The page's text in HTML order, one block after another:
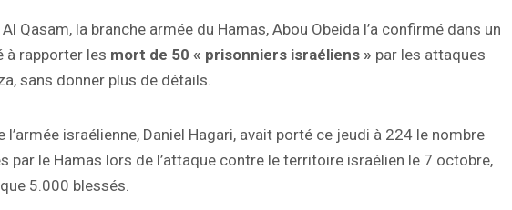
Qasam, la branche armée du Hamas, Abou Obeida l’a confirmé dans un
à rapporter les mort de 50 « prisonniers israéliens » par les attaques
sans donner plus de détails.
israélienne, Daniel Hagari, avait porté ce jeudi à 224 le nombre
par le Hamas lors de l’attaque contre le territoire israélien le 7 octobre,
5.000 blessés.